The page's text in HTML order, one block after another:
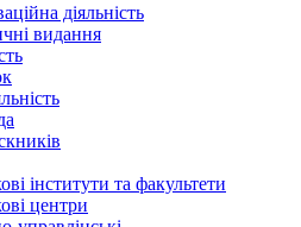
діяльність
видання
інститути та факультети
центри